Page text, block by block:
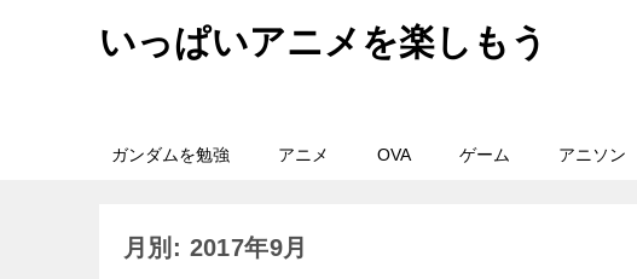
いっぱいアニメを楽しもう
ガンダムを勉強 アニメ OVA ゲーム アニソン
月別: 2017年9月